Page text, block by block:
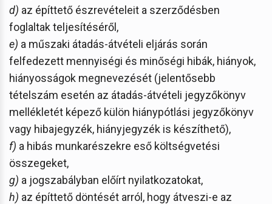
d) az építtető észrevételeit a szerződésben
foglaltak teljesítéséről,
e) a műszaki átadás-átvételi eljárás során
felfedezett mennyiségi és minőségi hibák, hiányok,
hiányosságok megnevezését (jelentősebb
tételszám esetén az átadás-átvételi jegyzőkönyv
mellékletét képező külön hiánypótlási jegyzőkönyv
vagy hibajegyzék, hiányjegyzék is készíthető),
f) a hibás munkarészekre eső költségvetési
összegeket,
g) a jogszabályban előírt nyilatkozatokat,
h) az építtető döntését arról, hogy átveszi-e az